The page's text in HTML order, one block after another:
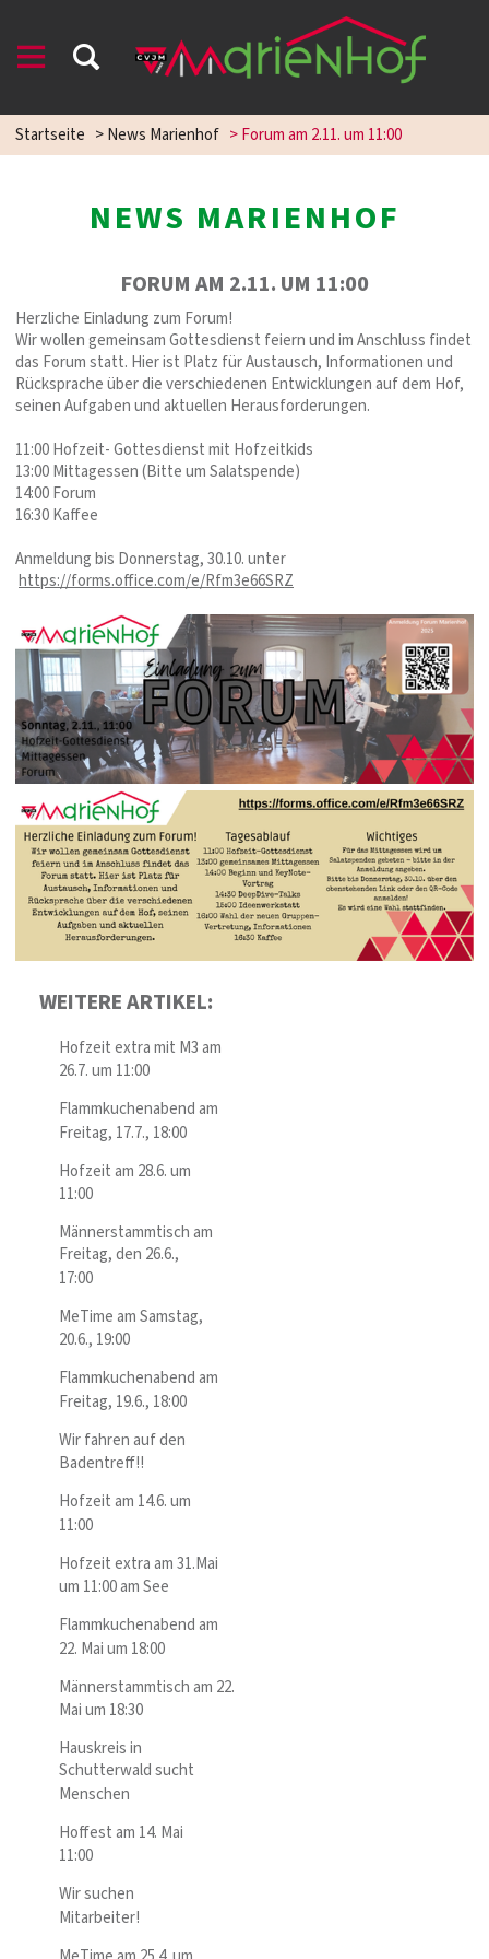
Startseite >News Marienhof >Forum am 2.11. um 11:00
NEWS MARIENHOF
FORUM AM 2.11. UM 11:00
Herzliche Einladung zum Forum!
Wir wollen gemeinsam Gottesdienst feiern und im Anschluss findet
das Forum statt. Hier ist Platz für Austausch, Informationen und
Rücksprache über die verschiedenen Entwicklungen auf dem Hof,
seinen Aufgaben und aktuellen Herausforderungen.
11:00 Hofzeit- Gottesdienst mit Hofzeitkids
13:00 Mittagessen (Bitte um Salatspende)
14:00 Forum
16:30 Kaffee
Anmeldung bis Donnerstag, 30.10. unter
https://forms.office.com/e/Rfm3e66SRZ
WEITERE ARTIKEL:
Hofzeit extra mit M3 am
26.7. um 11:00
Flammkuchenabend am
Freitag, 17.7., 18:00
Hofzeit am 28.6. um
11:00
Männerstammtisch am
Freitag, den 26.6.,
17:00
MeTime am Samstag,
20.6., 19:00
Flammkuchenabend am
Freitag, 19.6., 18:00
Wir fahren auf den
Badentreff!!
Hofzeit am 14.6. um
11:00
Hofzeit extra am 31.Mai
um 11:00 am See
Flammkuchenabend am
22. Mai um 18:00
Männerstammtisch am 22.
Mai um 18:30
Hauskreis in
Schutterwald sucht
Menschen
Hoffest am 14. Mai
11:00
Wir suchen
Mitarbeiter!